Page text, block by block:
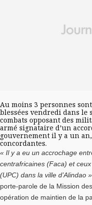
Au moins 3 personnes
blessées vendredi dans le
combats opposant des
armé signataire d’un
gouvernement il y a un
concordantes.
« Il y a eu un accrochage
centrafricaines (Faca) et
(UPC) dans la ville d’Alindao »
porte-parole de la Mission
opération de maintien de la